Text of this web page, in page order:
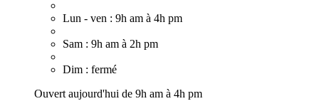
Lun - ven : 9h am à 4h pm
Sam : 9h am à 2h pm
Dim : fermé
Ouvert aujourd'hui de 9h am à 4h pm